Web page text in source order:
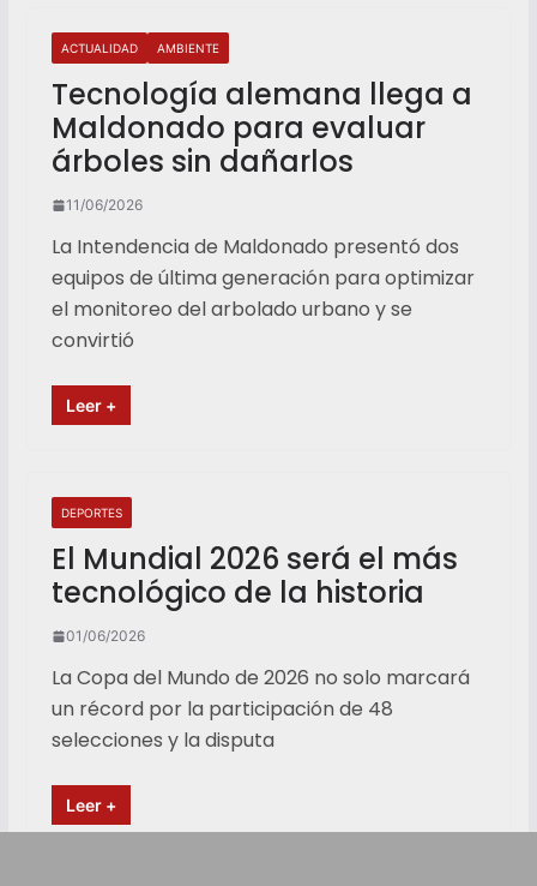
ACTUALIDAD AMBIENTE
Tecnología alemana llega a
Maldonado para evaluar
árboles sin dañarlos
11/06/2026
La Intendencia de Maldonado presentó dos
equipos de última generación para optimizar
el monitoreo del arbolado urbano y se
convirtió
Leer +
DEPORTES
El Mundial 2026 será el más
tecnológico de la historia
01/06/2026
La Copa del Mundo de 2026 no solo marcará
un récord por la participación de 48
selecciones y la disputa
Leer +